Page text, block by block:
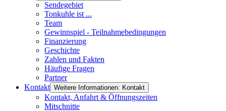
Sendegebiet
Tonkuhle ist ...
Team
Gewinnspiel - Teilnahmebedingungen
Finanzierung
Geschichte
Zahlen und Fakten
Häufige Fragen
Partner
Kontakt Weitere Informationen: Kontakt
Kontakt, Anfahrt & Öffnungszeiten
Mitschnitte